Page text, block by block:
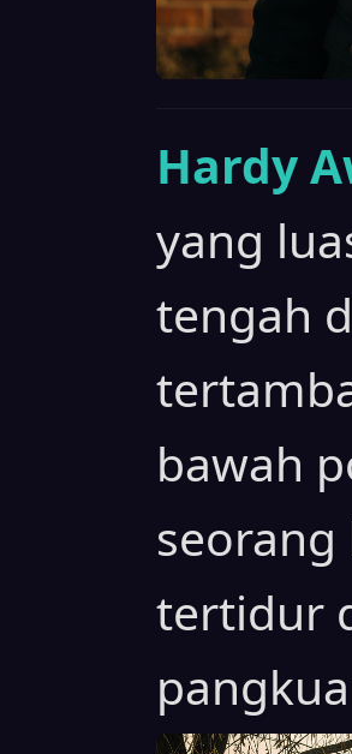
Hardy
yang
tengah
bawah
tertidur